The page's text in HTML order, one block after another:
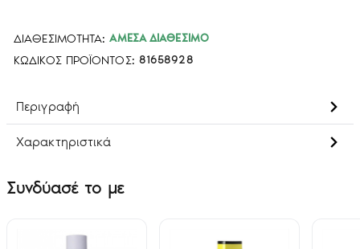
ΔΙΑΘΕΣΙΜΌΤΗΤΑ: ΆΜΕΣΑ ΔΙΑΘΈΣΙΜΟ
ΚΩΔΙΚΌΣ ΠΡΟΪΌΝΤΟΣ: 81658928
Περιγραφή
Χαρακτηριστικά
Συνδύασέ το με